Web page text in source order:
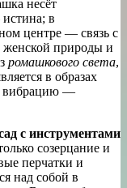
несёт
в
центре — связь с
женской природы и
ромашкового света,
в образах
вибрацию —
с инструментами
созерцание и
перчатки и
над собой в